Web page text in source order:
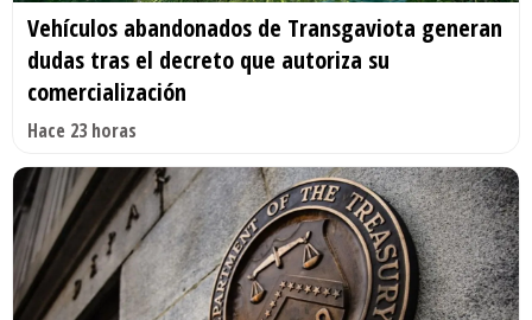
Vehículos abandonados de Transgaviota generan
dudas tras el decreto que autoriza su
comercialización
Hace 23 horas